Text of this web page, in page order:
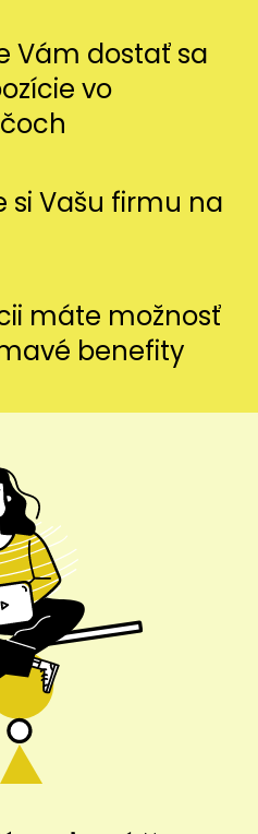
Vám dostať sa
vo
si Vašu firmu na
máte možnosť
benefity